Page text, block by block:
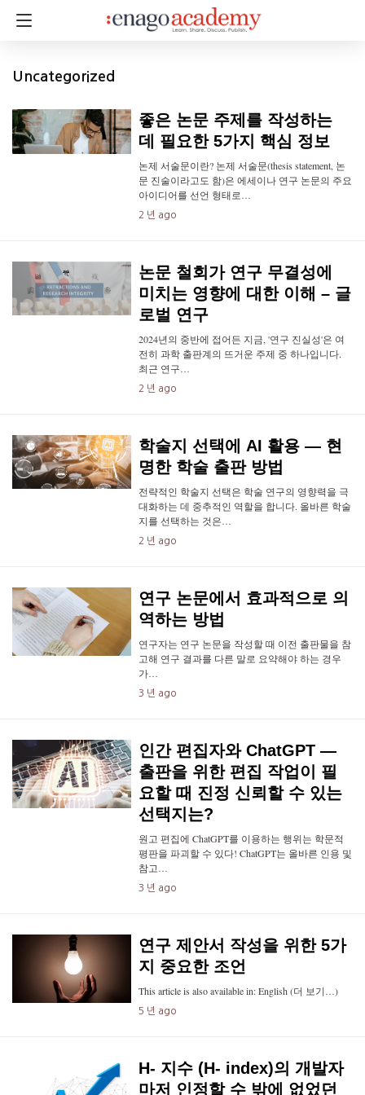
Uncategorized
좋은 논문 주제를 작성하는
데 필요한 5가지 핵심 정보
논제 서술문이란? 논제 서술문(thesis statement, 논
문 진술이라고도 함)은 에세이나 연구 논문의 주요
아이디어를 선언 형태로…
2 년 ago
논문 철회가 연구 무결성에
미치는 영향에 대한 이해 – 글
로벌 연구
2024년의 중반에 접어든 지금, '연구 진실성'은 여
전히 과학 출판계의 뜨거운 주제 중 하나입니다.
최근 연구…
2 년 ago
학술지 선택에 AI 활용 — 현
명한 학술 출판 방법
전략적인 학술지 선택은 학술 연구의 영향력을 극
대화하는 데 중추적인 역할을 합니다. 올바른 학술
지를 선택하는 것은…
2 년 ago
연구 논문에서 효과적으로 의
역하는 방법
연구자는 연구 논문을 작성할 때 이전 출판물을 참
고해 연구 결과를 다른 말로 요약해야 하는 경우
가…
3 년 ago
인간 편집자와 ChatGPT —
출판을 위한 편집 작업이 필
요할 때 진정 신뢰할 수 있는
선택지는?
원고 편집에 ChatGPT를 이용하는 행위는 학문적
평판을 파괴할 수 있다! ChatGPT는 올바른 인용 및
참고…
3 년 ago
연구 제안서 작성을 위한 5가
지 중요한 조언
This article is also available in: English (더 보기…)
5 년 ago
H- 지수 (H- index)의 개발자
마저 인정할 수 밖에 없었던